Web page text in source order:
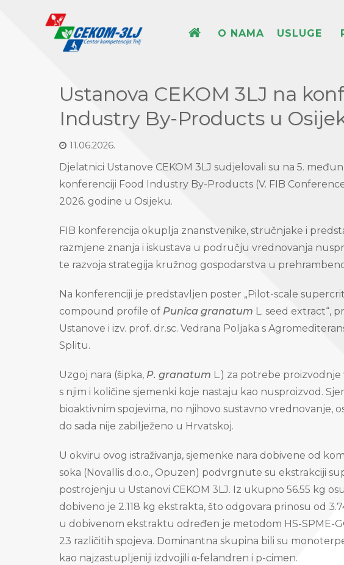
O NAMA USLUGE
Ustanova CEKOM 3LJ na
Industry By-Products u
11.06.2026.
Djelatnici Ustanove CEKOM 3LJ sudjelovali su na 5.
konferenciji Food Industry By-Products (V. FIB Conference
2026. godine u Osijeku.
FIB konferencija okuplja znanstvenike, stručnjake i
razmjene znanja i iskustava u području vrednovanja
te razvoja strategija kružnog gospodarstva u
Na konferenciji je predstavljen poster „Pilot-scale
compound profile of Punica granatum L. seed extract“,
Ustanove i izv. prof. dr.sc. Vedrana Poljaka s
Splitu.
Uzgoj nara (šipka, P. granatum L.) za potrebe proizvodnje
s njim i količine sjemenki koje nastaju kao nusproizvod.
bioaktivnim spojevima, no njihovo sustavno vrednovanje,
do sada nije zabilježeno u Hrvatskoj.
U okviru ovog istraživanja, sjemenke nara dobivene od
soka (Novallis d.o.o., Opuzen) podvrgnute su ekstrakciji
postrojenju u Ustanovi CEKOM 3LJ. Iz ukupno 56.55 kg
dobiveno je 2.118 kg ekstrakta, što odgovara prinosu od
u dobivenom ekstraktu određen je metodom HS-SPME-
23 različitih spojeva. Dominantna skupina bili su
kao najzastupljeniji izdvojili α-felandren i p-cimen.